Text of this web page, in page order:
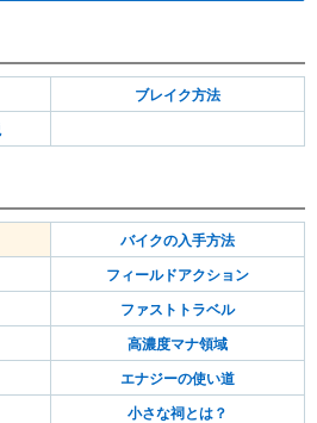
ブレイク方法
バイクの入手方法
フィールドアクション
ファストトラベル
高濃度マナ領域
エナジーの使い道
小さな祠とは？